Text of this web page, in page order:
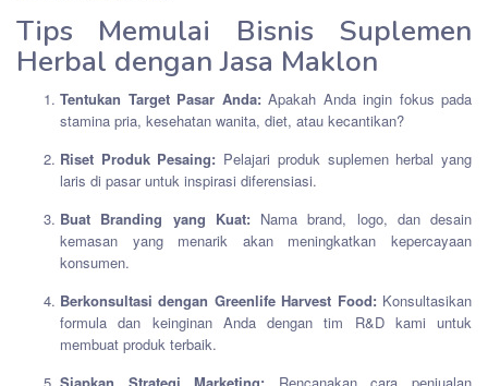
Tips Memulai Bisnis Suplemen
Herbal dengan Jasa Maklon
Tentukan Target Pasar Anda: Apakah Anda ingin fokus pada
stamina pria, kesehatan wanita, diet, atau kecantikan?
Riset Produk Pesaing: Pelajari produk suplemen herbal yang
laris di pasar untuk inspirasi diferensiasi.
Buat Branding yang Kuat: Nama brand, logo, dan desain
kemasan yang menarik akan meningkatkan kepercayaan
konsumen.
Berkonsultasi dengan Greenlife Harvest Food: Konsultasikan
formula dan keinginan Anda dengan tim R&D kami untuk
membuat produk terbaik.